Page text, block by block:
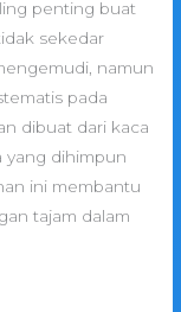
penting buat
sekedar
namun
pada
dibuat dari kaca
yang dihimpun
ini membantu
tajam dalam